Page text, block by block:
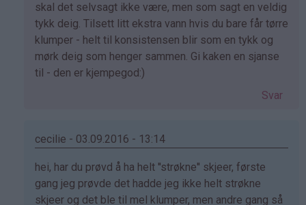
av
Linn
(ikke
bekreftet)
skal det selvsagt ikke være, men som sagt en veldig
tykk deig. Tilsett litt ekstra vann hvis du bare får tørre
klumper - helt til konsistensen blir som en tykk og
mørk deig som henger sammen. Gi kaken en sjanse
til - den er kjempegod:)
Svar
cecilie - 03.09.2016 - 13:14
Som
svar
på
hei, har du prøvd å ha helt ''strøkne'' skjeer, første
gang jeg prøvde det hadde jeg ikke helt strøkne
skjeer og det ble til mel klumper, men andre gang så